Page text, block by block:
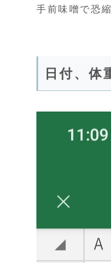
手前味噌で恐
日付、体